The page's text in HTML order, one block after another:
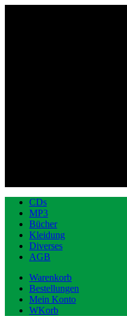
CDs
MP3
Bücher
Kleidung
Diverses
AGB
Warenkorb
Bestellungen
Mein Konto
WKorb